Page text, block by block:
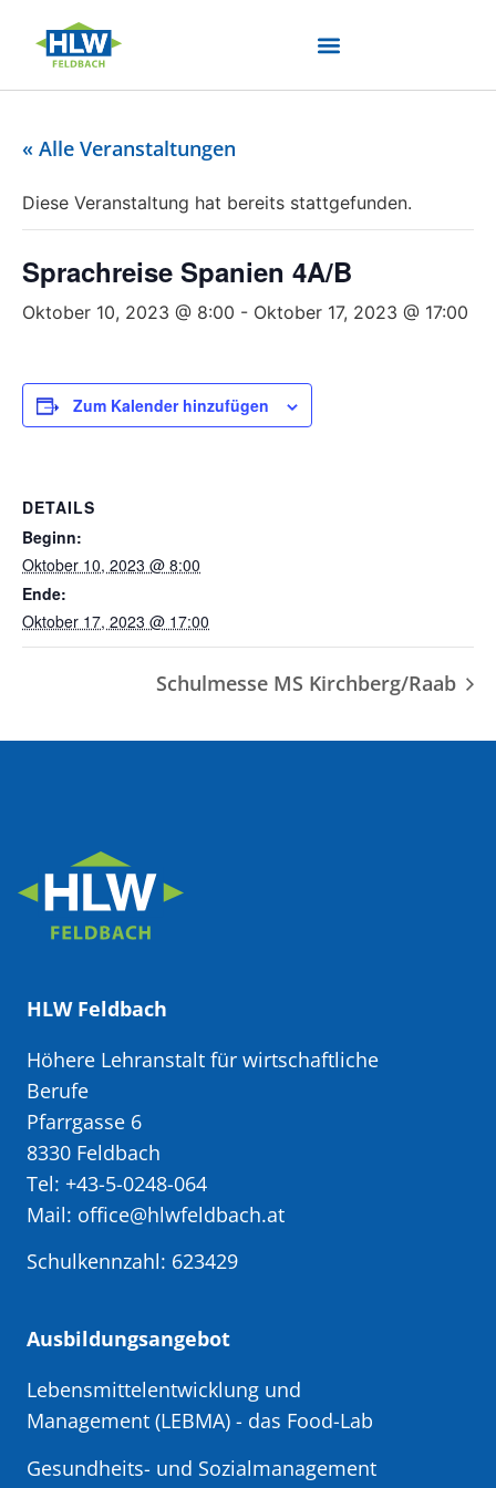
« Alle Veranstaltungen
Diese Veranstaltung hat bereits stattgefunden.
Sprachreise Spanien 4A/B
Oktober 10, 2023 @ 8:00 - Oktober 17, 2023 @ 17:00
Zum Kalender hinzufügen
DETAILS
Beginn:
Oktober 10, 2023 @ 8:00
Ende:
Oktober 17, 2023 @ 17:00
Schulmesse MS Kirchberg/Raab
HLW Feldbach
Höhere Lehranstalt für wirtschaftliche
Berufe
Pfarrgasse 6
8330 Feldbach
Tel: +43-5-0248-064
Mail: office@hlwfeldbach.at
Schulkennzahl: 623429
Ausbildungsangebot
Lebensmittelentwicklung und
Management (LEBMA) - das Food-Lab
Gesundheits- und Sozialmanagement